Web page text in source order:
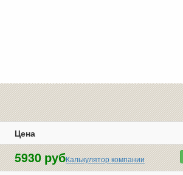
Цена
5930 рубКалькулятор компании